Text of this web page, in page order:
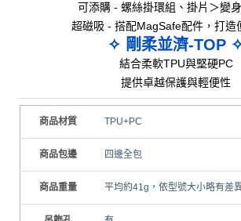
可添購 - 螺絲掛環組、掛片＞變
超磁吸 - 搭配MagSafe配件，打造
✧ 剛柔並濟-TOP
結合柔軟TPU與堅硬PC
提供卓越保護與輕便性
商品材質 TPU+PC
商品包邊 四邊全包
商品重量 平均約41g，依型號大小略有差